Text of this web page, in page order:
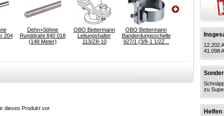
204
Dehn+Söhne
Runddraht 840 018
(148 Meter)
OBO Bettermann
Leitungshalter
113/Z8-10
OBO Bettermann
Banderdungsschelle
927/1 (3/8-1 1/2Z...
dieses Produkt vor.
12.202
41.098
zu
Helfen